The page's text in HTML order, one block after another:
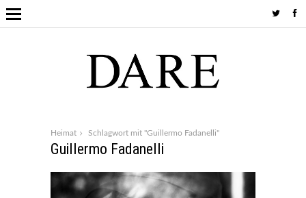
Heimat Schlagwort mit "Guillermo Fadanelli"
Guillermo Fadanelli